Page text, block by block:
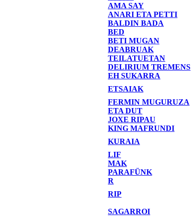
AMA SAY
ANARI ETA PETTI
BALDIN BADA
BED
BETI MUGAN
DEABRUAK
TEILATUETAN
DELIRIUM TREMENS
EH SUKARRA
ETSAIAK
FERMIN MUGURUZA
ETA DUT
JOXE RIPAU
KING MAFRUNDI
KURAIA
LIF
MAK
PARAFÜNK
R
RIP
SAGARROI